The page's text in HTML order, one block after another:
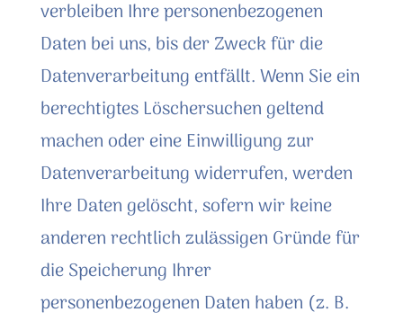
verbleiben Ihre personenbezogenen
Daten bei uns, bis der Zweck für die
Datenverarbeitung entfällt. Wenn Sie ein
berechtigtes Löschersuchen geltend
machen oder eine Einwilligung zur
Datenverarbeitung widerrufen, werden
Ihre Daten gelöscht, sofern wir keine
anderen rechtlich zulässigen Gründe für
die Speicherung Ihrer
personenbezogenen Daten haben (z. B.